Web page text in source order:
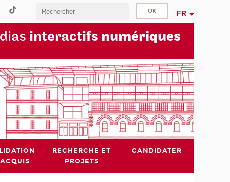
FR
interactifs numériques
RECHERCHE ET
PROJETS
CANDIDATER